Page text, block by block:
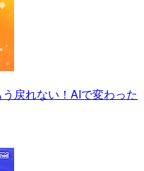
戻れない！AIで変わった